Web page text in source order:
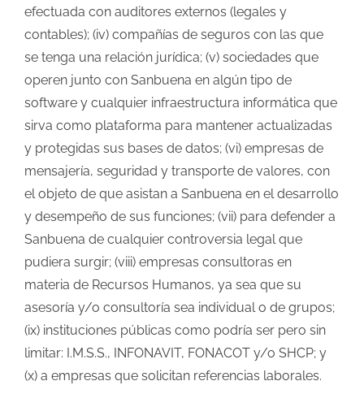
efectuada con auditores externos (legales y
contables); (iv) compañías de seguros con las que
se tenga una relación jurídica; (v) sociedades que
operen junto con Sanbuena en algún tipo de
software y cualquier infraestructura informática que
sirva como plataforma para mantener actualizadas
y protegidas sus bases de datos; (vi) empresas de
mensajería, seguridad y transporte de valores, con
el objeto de que asistan a Sanbuena en el desarrollo
y desempeño de sus funciones; (vii) para defender a
Sanbuena de cualquier controversia legal que
pudiera surgir; (viii) empresas consultoras en
materia de Recursos Humanos, ya sea que su
asesoría y/o consultoría sea individual o de grupos;
(ix) instituciones públicas como podría ser pero sin
limitar: I.M.S.S., INFONAVIT, FONACOT y/o SHCP; y
(x) a empresas que solicitan referencias laborales.